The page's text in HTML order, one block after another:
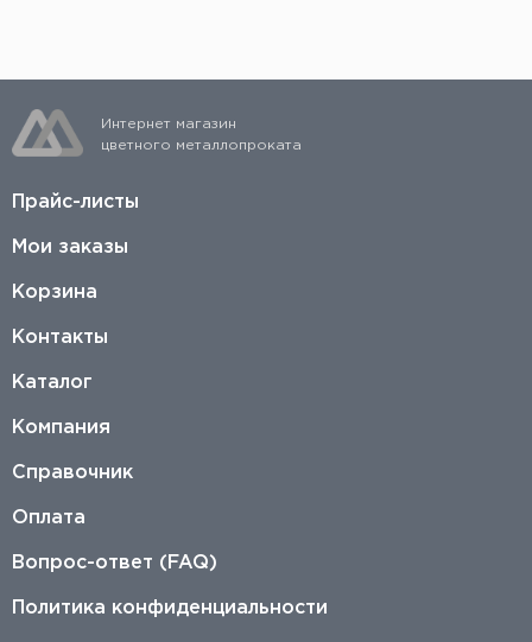
Интернет магазин
цветного металлопроката
Прайс-листы
Мои заказы
Корзина
Контакты
Каталог
Компания
Справочник
Оплата
Вопрос-ответ (FAQ)
Политика конфиденциальности